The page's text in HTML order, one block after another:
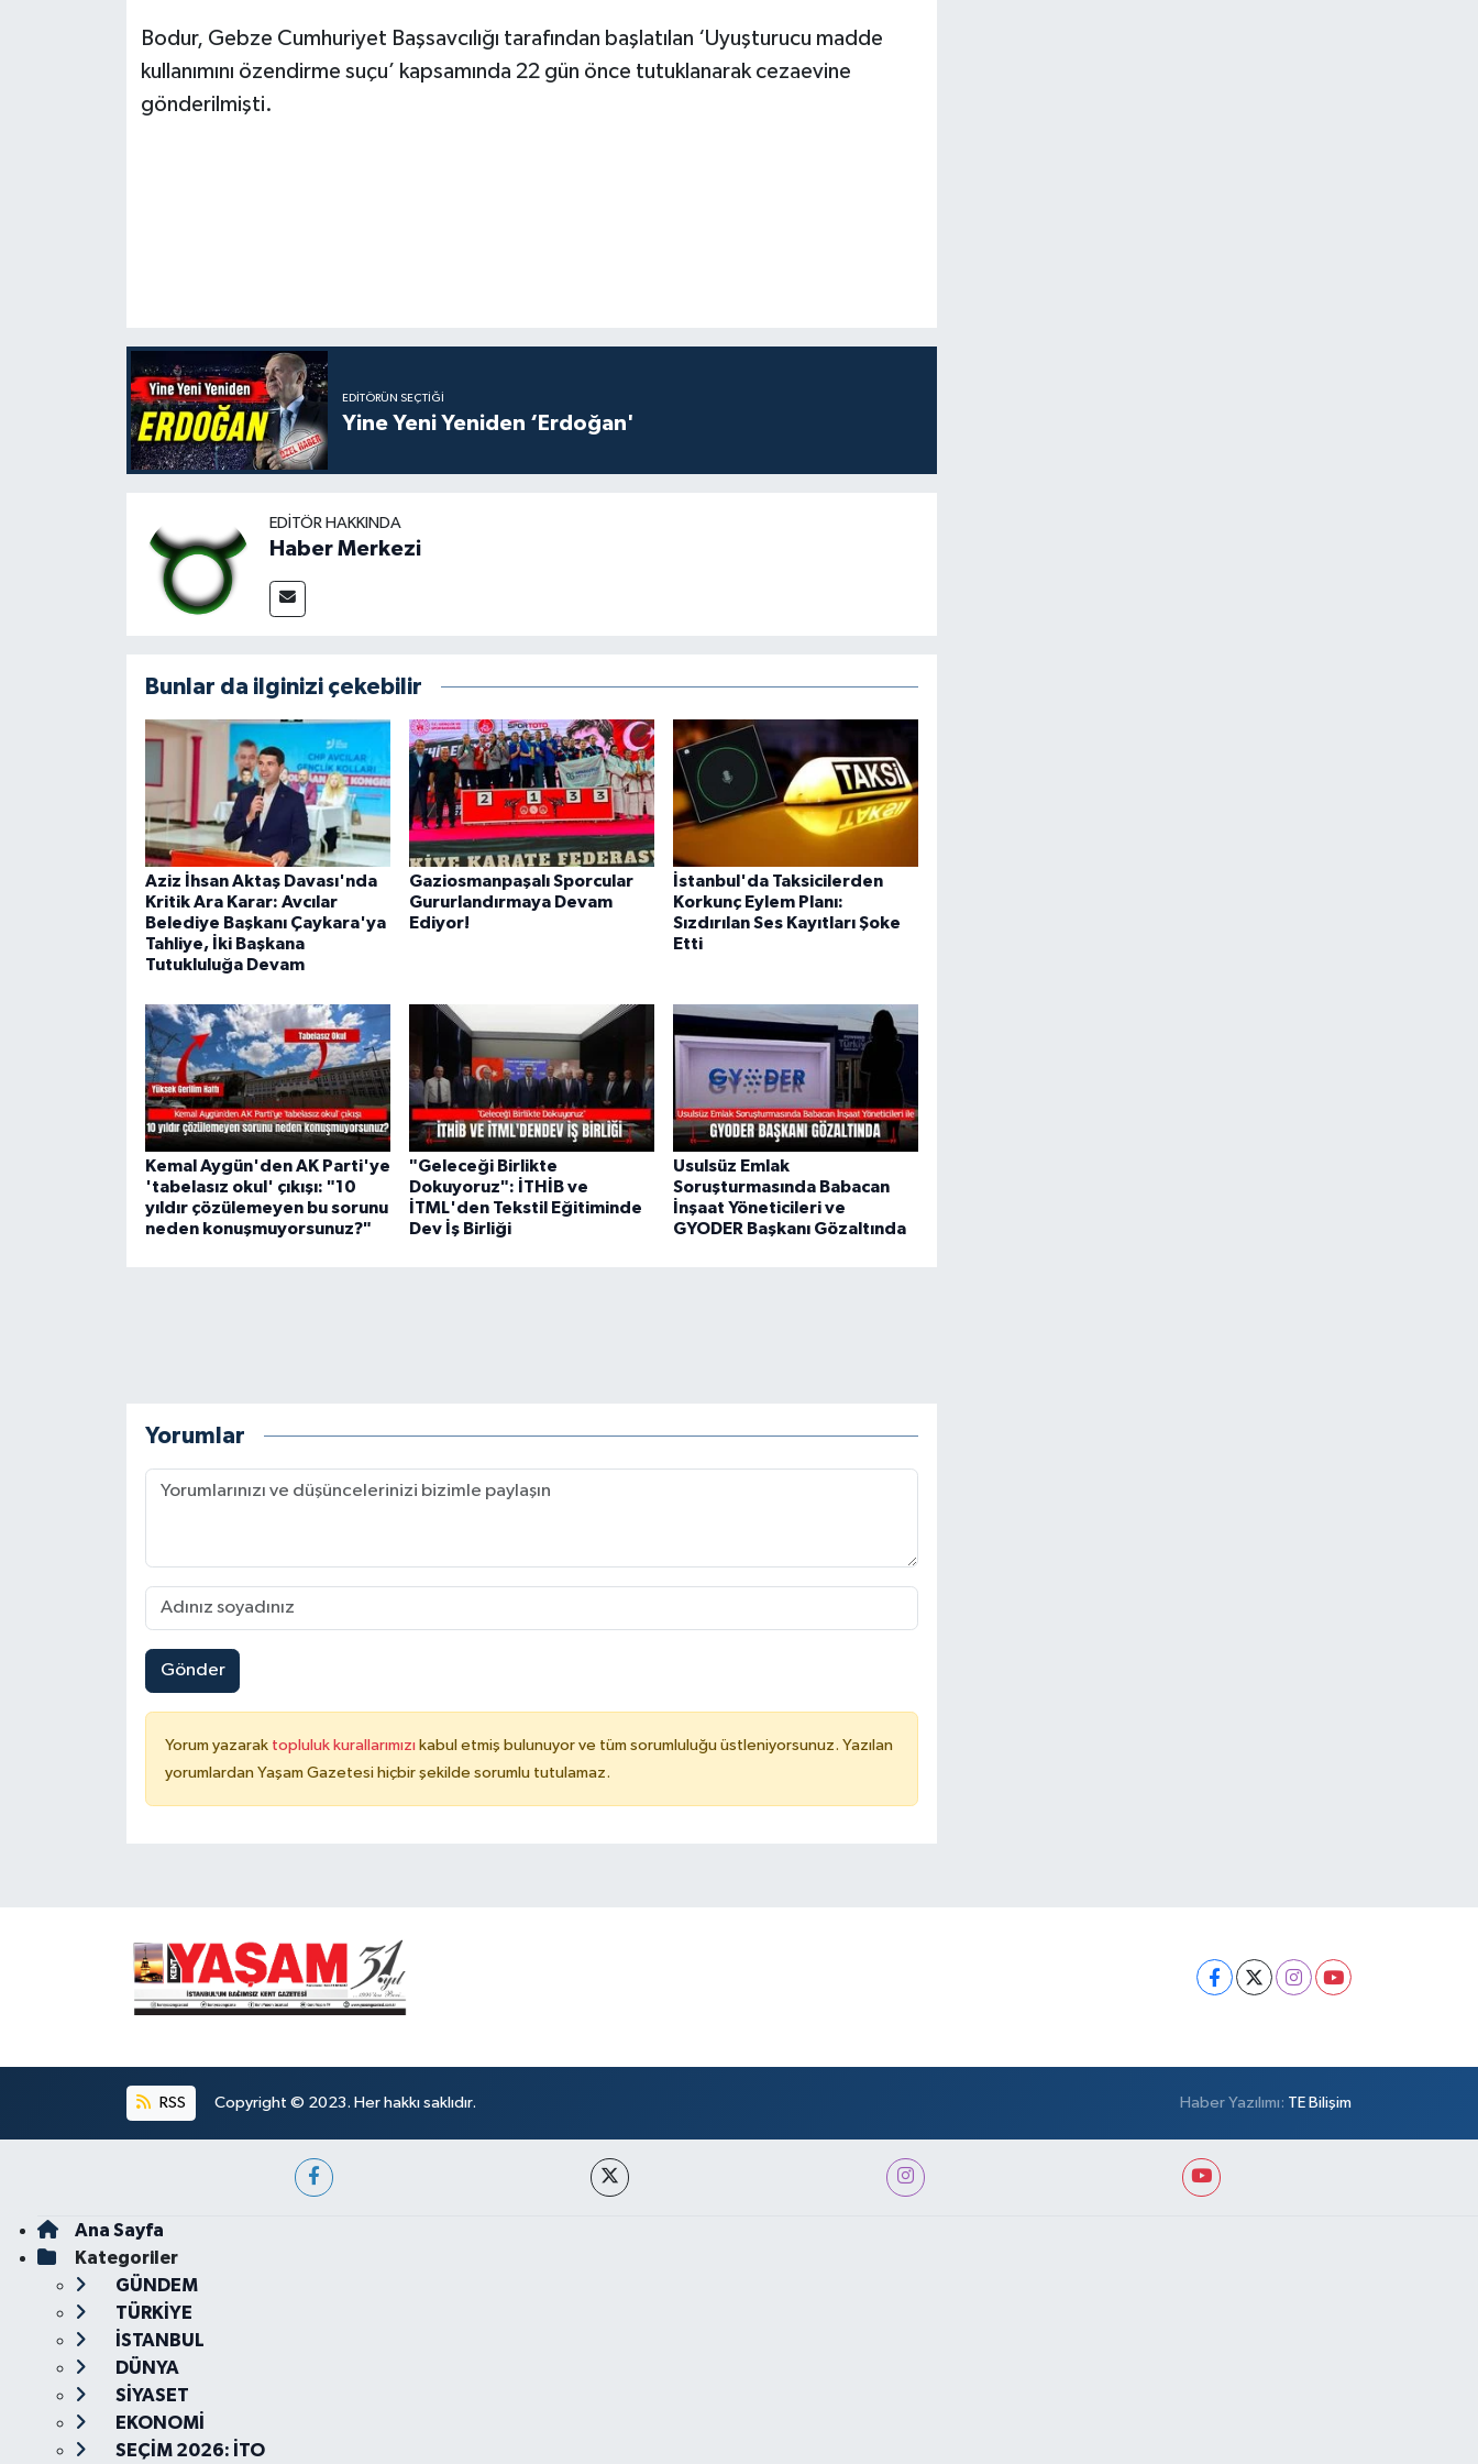
Bodur, Gebze Cumhuriyet Başsavcılığı tarafından başlatılan ‘Uyuşturucu madde
kullanımını özendirme suçu’ kapsamında 22 gün önce tutuklanarak cezaevine
gönderilmişti.
EDITÖRÜN SEÇTIĞI
Yine Yeni Yeniden ‘Erdoğan'
EDITÖR HAKKINDA
Haber Merkezi
Bunlar da ilginizi çekebilir
Aziz İhsan Aktaş Davası'nda
Kritik Ara Karar: Avcılar
Belediye Başkanı Çaykara'ya
Tahliye, İki Başkana
Tutukluluğa Devam
Gaziosmanpaşalı Sporcular
Gururlandırmaya Devam
Ediyor!
İstanbul'da Taksicilerden
Korkunç Eylem Planı:
Sızdırılan Ses Kayıtları Şoke
Etti
Kemal Aygün'den AK Parti'ye
'tabelasız okul' çıkışı: "10
yıldır çözülemeyen bu sorunu
neden konuşmuyorsunuz?"
"Geleceği Birlikte
Dokuyoruz": İTHİB ve
İTML'den Tekstil Eğitiminde
Dev İş Birliği
Usulsüz Emlak
Soruşturmasında Babacan
İnşaat Yöneticileri ve
GYODER Başkanı Gözaltında
Yorumlar
Gönder
Yorum yazarak topluluk kurallarımızı kabul etmiş bulunuyor ve tüm sorumluluğu üstleniyorsunuz. Yazılan
yorumlardan Yaşam Gazetesi hiçbir şekilde sorumlu tutulamaz.
RSS Copyright © 2023. Her hakkı saklıdır. Haber Yazılımı: TE Bilişim
Ana Sayfa
Kategoriler
GÜNDEM
TÜRKİYE
İSTANBUL
DÜNYA
SİYASET
EKONOMİ
SEÇİM 2026: İTO